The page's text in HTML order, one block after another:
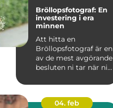
Bröllopsfotograf: En
investering i era
minnen
Att hitta en
Bröllopsfotograf är en
av de mest avgörande
besluten ni tar när ni
04. feb